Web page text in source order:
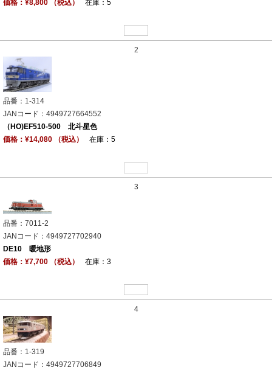
価格：¥8,800 （税込）
在庫：5
2
品番：1-314
JANコード：4949727664552
（HO)EF510-500 北斗星色
価格：¥14,080 （税込）
在庫：5
3
品番：7011-2
JANコード：4949727702940
DE10 暖地形
価格：¥7,700 （税込）
在庫：3
4
品番：1-319
JANコード：4949727706849